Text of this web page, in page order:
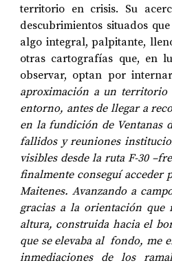
territorio en crisis. Su
descubrimientos situados
algo integral, palpitante,
otras cartografías que, en
observar, optan por
aproximación a un territorio
entorno, antes de llegar a
en la fundición de Ventanas
fallidos y reuniones
visibles desde la ruta F-30
finalmente conseguí acceder
Maitenes. Avanzando a
gracias a la orientación que
altura, construida hacia el
que se elevaba al  fondo, me
inmediaciones de los